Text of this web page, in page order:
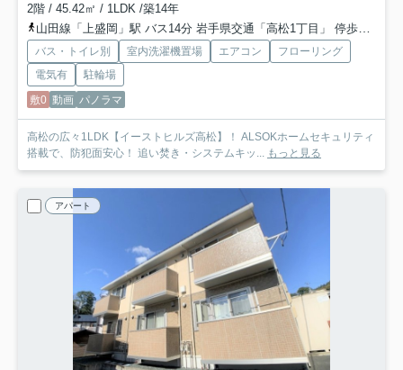
2階 / 45.42㎡ / 1LDK /築14年
山田線「上盛岡」駅 バス14分 岩手県交通「高松1丁目」 停歩5分
バス・トイレ別 室内洗濯機置場 エアコン
フローリング
電気有
駐輪場
敷0 動画 パノラマ
高松の広々1LDK【イーストヒルズ高松】！ ALSOKホームセキュリティ
搭載で、防犯面安心！ 追い焚き・システムキッ...
もっと見る
アパート